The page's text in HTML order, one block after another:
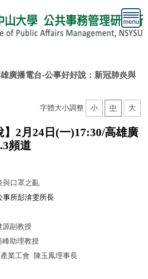
雄廣播電台-公事好好說：新冠肺炎與
字體大小調整 小 中 大
】2月24日(一)17:30/高雄廣
頻道
與口罩之亂
事所彭渰雯所長
源副教授
峰助理教授
業工會 陳玉鳳理事長